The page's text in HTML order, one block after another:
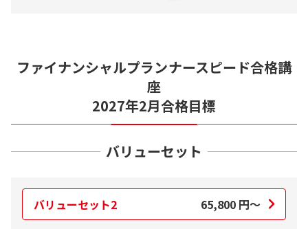
ファイナンシャルプランナースピード合格講
座
2027年2月合格目標
バリューセット
バリューセット2 65,800 円～